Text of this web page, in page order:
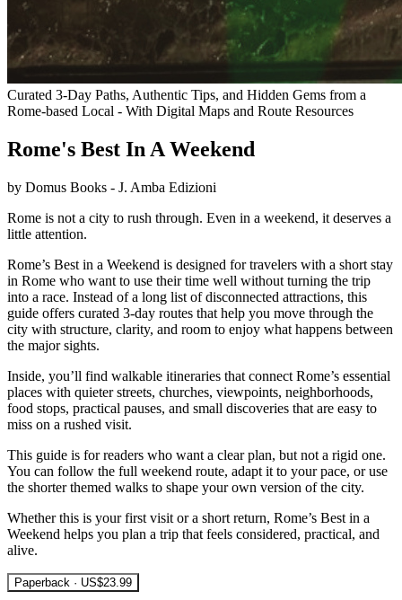
Curated 3-Day Paths, Authentic Tips, and Hidden Gems from a
Rome-based Local - With Digital Maps and Route Resources
Rome's Best In A Weekend
by Domus Books - J. Amba Edizioni
Rome is not a city to rush through. Even in a weekend, it deserves a
little attention.
Rome’s Best in a Weekend is designed for travelers with a short stay
in Rome who want to use their time well without turning the trip
into a race. Instead of a long list of disconnected attractions, this
guide offers curated 3-day routes that help you move through the
city with structure, clarity, and room to enjoy what happens between
the major sights.
Inside, you’ll find walkable itineraries that connect Rome’s essential
places with quieter streets, churches, viewpoints, neighborhoods,
food stops, practical pauses, and small discoveries that are easy to
miss on a rushed visit.
This guide is for readers who want a clear plan, but not a rigid one.
You can follow the full weekend route, adapt it to your pace, or use
the shorter themed walks to shape your own version of the city.
Whether this is your first visit or a short return, Rome’s Best in a
Weekend helps you plan a trip that feels considered, practical, and
alive.
Paperback · US$23.99